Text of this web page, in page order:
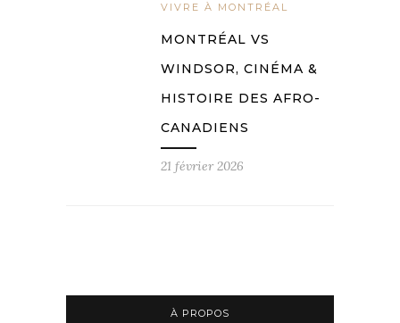
VIVRE À MONTRÉAL
MONTRÉAL VS
WINDSOR, CINÉMA &
HISTOIRE DES AFRO-
CANADIENS
21 février 2026
À PROPOS